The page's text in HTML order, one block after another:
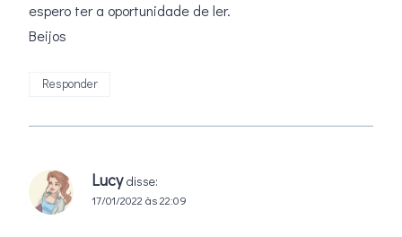
espero ter a oportunidade de ler.
Beijos
Responder
Lucy disse:
17/01/2022 às 22:09